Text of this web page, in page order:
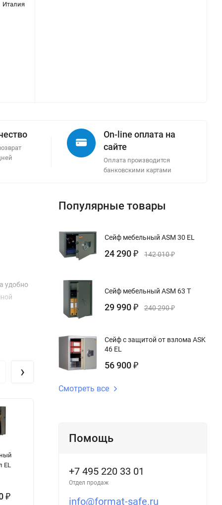
Италия
On-line оплата на
сайте
Оплата производится
банковскими картами
удобно
EL
₽ 482 327 6 500
›
Популярные товары
Сейф мебельный ASM 30 EL
24 290 ₽ 142 010₽
Сейф мебельный ASM 63 T
29 990 ₽ 240 290₽
Сейф с защитой от взлома ASK
46 EL
56 900 ₽
Смотреть все
Помощь
+7 495 220 33 01
Отдел продаж
info@format-safe.ru